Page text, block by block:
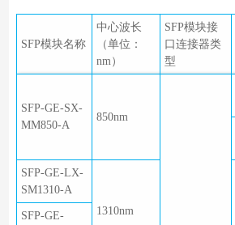
SFP模块名称
中心波长
（单位：
nm）
SFP模块接
口连接器类
型
SFP-GE-SX-
MM850-A
850nm
SFP-GE-LX-
SM1310-A
1310nm
SFP-GE-